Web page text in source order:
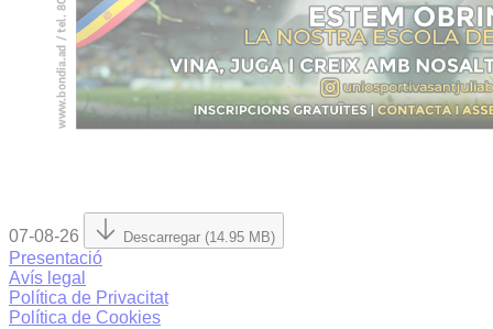
07-08-26 Descarregar (14.95 MB)
Presentació
Avís legal
Política de Privacitat
Política de Cookies